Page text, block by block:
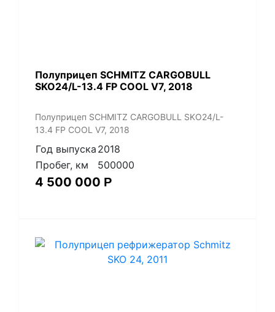
Полуприцеп SCHMITZ CARGOBULL
SKO24/L-13.4 FP COOL V7, 2018
Полуприцеп SCHMITZ CARGOBULL SKO24/L-
13.4 FP COOL V7, 2018
Год выпуска 2018
Пробег, км
500000
4 500 000 Р